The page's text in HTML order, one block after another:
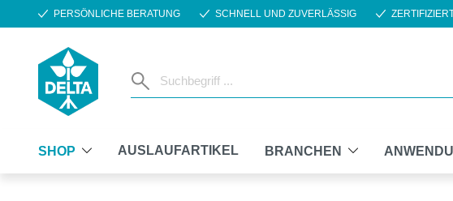
Hauptinhalt springen
Zur Suche springen
Zur Hauptnavigation springen
PERSÖNLICHE BERATUNG SCHNELL UND ZUVERLÄSSIG
SHOP AUSLAUFARTIKEL BRANCHEN